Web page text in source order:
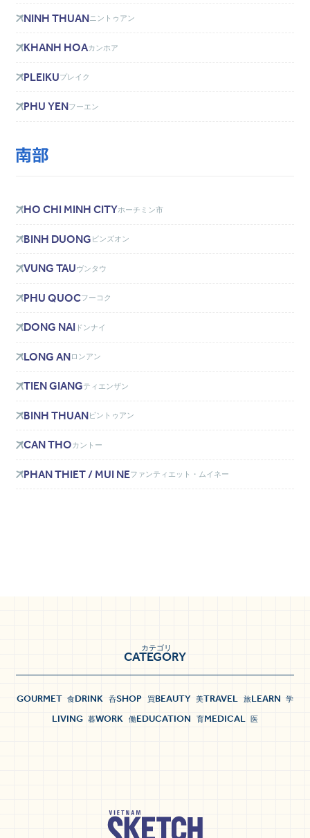
NINH THUANニントゥアン
KHANH HOAカンホア
PLEIKUプレイク
PHU YENフーエン
HO CHI MINH CITYホーチミン市
BINH DUONG ビンズオン
VUNG TAUヴンタウ
PHU QUOCフーコク
DONG NAI ドンナイ
LONG ANロンアン
TIEN GIANGティエンザン
BINH THUANビントゥアン
CAN THOカントー
PHAN THIET / MUI NEファンティエット・ムイネー
CATEGORY
カテゴリ
GOURMET 食DRINK 呑SHOP 買BEAUTY 美TRAVEL 旅LEARN 学
LIVING 暮WORK 働EDUCATION 育MEDICAL 医